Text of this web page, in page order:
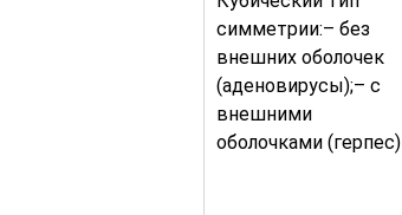
симметрии:– без
внешних оболочек
(аденовирусы);– с
внешними
оболочками (герпес)